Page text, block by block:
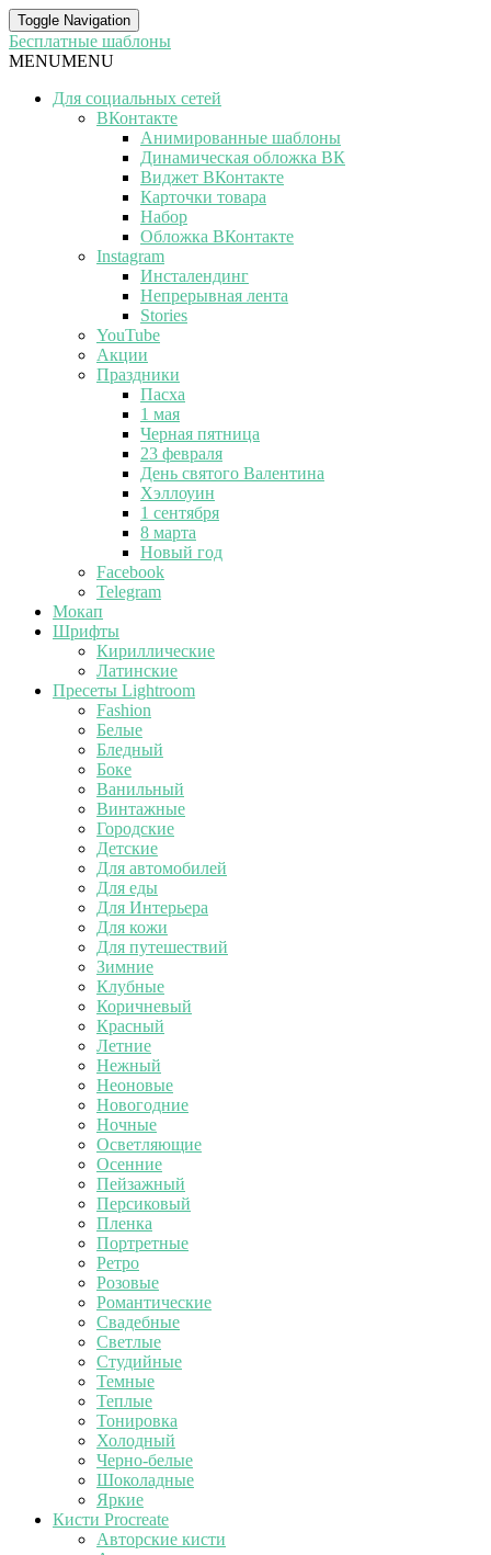
Toggle Navigation
Бесплатные шаблоны
MENUMENU
Для социальных сетей
ВКонтакте
Анимированные шаблоны
Динамическая обложка ВК
Виджет ВКонтакте
Карточки товара
Набор
Обложка ВКонтакте
Instagram
Инсталендинг
Непрерывная лента
Stories
YouTube
Акции
Праздники
Пасха
1 мая
Черная пятница
23 февраля
День святого Валентина
Хэллоуин
1 сентября
8 марта
Новый год
Facebook
Telegram
Мокап
Шрифты
Кириллические
Латинские
Пресеты Lightroom
Fashion
Белые
Бледный
Боке
Ванильный
Винтажные
Городские
Детские
Для автомобилей
Для еды
Для Интерьера
Для кожи
Для путешествий
Зимние
Клубные
Коричневый
Красный
Летние
Нежный
Неоновые
Новогодние
Ночные
Осветляющие
Осенние
Пейзажный
Персиковый
Пленка
Портретные
Ретро
Розовые
Романтические
Свадебные
Светлые
Студийные
Темные
Теплые
Тонировка
Холодный
Черно-белые
Шоколадные
Яркие
Кисти Procreate
Авторские кисти